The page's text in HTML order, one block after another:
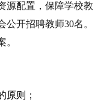
源配置，保障学校教
开招聘教师30名。
。
则；